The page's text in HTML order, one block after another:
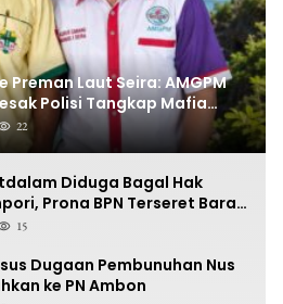
Preman Laut Seira: AMGPM
Polisi Tangkap Mafia
22
Diduga Bagal Hak
Prona BPN Terseret Bara
15
Dugaan Pembunuhan Nus
ke PN Ambon